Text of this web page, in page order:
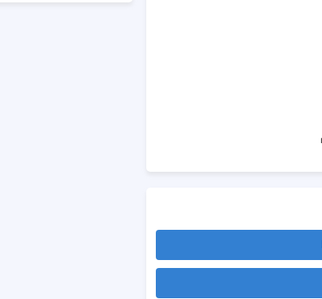
اصن چی شد ک بدمون اومد از هم